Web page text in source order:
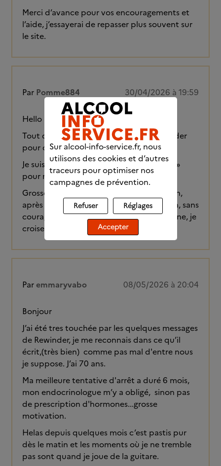
Merci d’avance pour vos encouragements et
l’aide, j’essayerai de repasser plus souvent sur
le site.
Par Pomme884 30/04/2026 à 19:59
Hello à toutes et tous,
Tout d’abord un immense merci à Rewinder
pour ce fil qui fut si actif grâce à lui.
Je suis passée sur « partenaire d’entraide »
pour retrouver plus d’activité.
Grosses bises à toutes et tous, J34 demain,
après une longue rechute de plus d’un an, sans
courage ni volonté. Cette fois sera la bonne, je
croise les doigts. Je me sens forte, enfin.
Par emmaryvabo 08/05/2026 à 20:04
Bonjour
J’ai été tres touchée par les quelques messages
de Rewinder, je me reconnais dans ce qu’il
écrit,(très bien) comme pas mal d'entre nous
je suppose. J’ai 70 ans.
Ma meilleure tentative d'arrêt a duré 6 mois,
mon endocrinologue m’y a obligé, sinon pas
de prescription d'hormones...grosse
motivation.
Helas depuis quelques mois c’est pastis pur
dès le matin et les moments où je ne tremble
pas sont quand je joue de la guitare.
Sur alcool-info-service.fr, nous
utilisons des cookies et d’autres
traceurs pour optimiser nos
campagnes de prévention.
Refuser Réglages
Accepter